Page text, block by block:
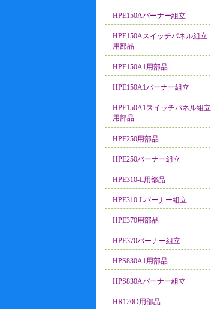
HPE150Aバーナー組立
HPE150Aスイッチパネル組立
用部品
HPE150A1用部品
HPE150A1バーナー組立
HPE150A1スイッチパネル組立
用部品
HPE250用部品
HPE250バーナー組立
HPE310-L用部品
HPE310-Lバーナー組立
HPE370用部品
HPE370バーナー組立
HPS830A1用部品
HPS830Aバーナー組立
HR120D用部品